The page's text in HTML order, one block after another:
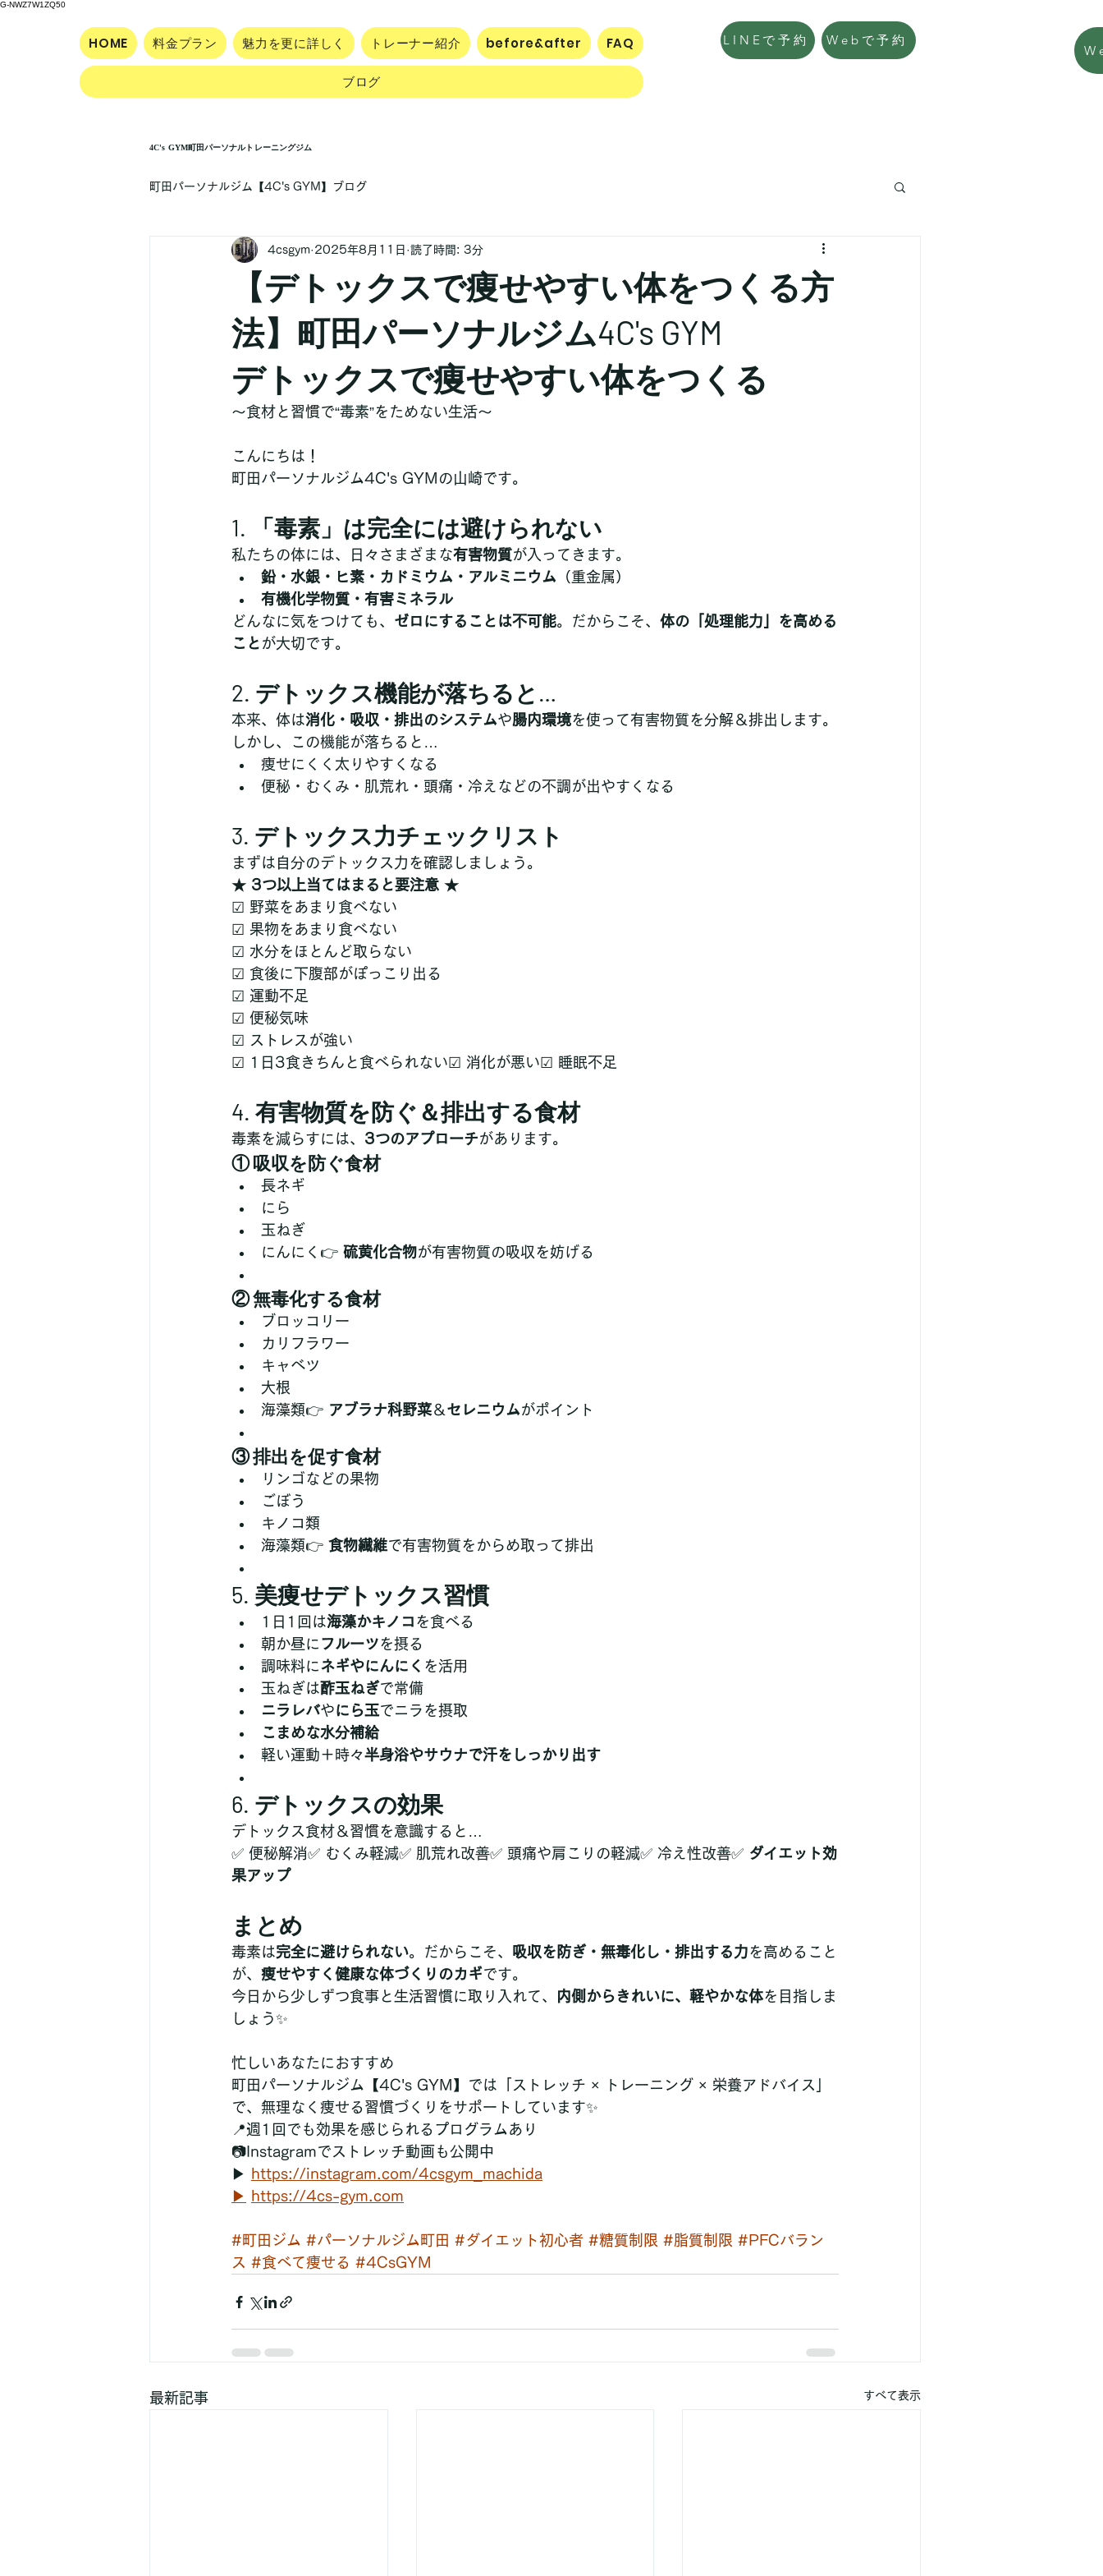
G-NWZ7W1ZQ50
HOME 料金プラン 魅力を更に詳しく トレーナー紹介 before&after FAQ
ブログ
LINEで予約 Webで予約
4C's GYM町田パーソナルトレーニングジム
町田パーソナルジム【4C's GYM】ブログ
【デトックスで痩せやすい体をつくる方
法】町田パーソナルジム4C's GYM
4csgym 2025年8月11日 読了時間: 3分
デトックスで痩せやすい体をつくる
～食材と習慣で“毒素”をためない生活～
こんにちは！
町田パーソナルジム4C's GYMの山崎です。
1. 「毒素」は完全には避けられない
私たちの体には、日々さまざまな有害物質が入ってきます。
鉛・水銀・ヒ素・カドミウム・アルミニウム （重金属）
有機化学物質・有害ミネラル
どんなに気をつけても、 ゼロにすることは不可能。だからこそ、 体の「処理能力」を高める
こと が大切です。
2. デトックス機能が落ちると…
本来、体は消化・吸収・排出のシステムや腸内環境を使って有害物質を分解＆排出します。
しかし、この機能が落ちると…
痩せにくく太りやすくなる
便秘・むくみ・肌荒れ・頭痛・冷えなどの不調が出やすくなる
3. デトックス力チェックリスト
まずは自分のデトックス力を確認しましょう。
★ 3つ以上当てはまると要注意 ★
☑ 野菜をあまり食べない
☑ 果物をあまり食べない
☑ 水分をほとんど取らない
☑ 食後に下腹部がぽっこり出る
☑ 運動不足
☑ 便秘気味
☑ ストレスが強い
☑ 1日3食きちんと食べられない☑ 消化が悪い☑ 睡眠不足
4. 有害物質を防ぐ＆排出する食材
毒素を減らすには、 3つのアプローチがあります。
① 吸収を防ぐ食材
長ネギ
にら
玉ねぎ
にんにく👉 硫黄化合物が有害物質の吸収を妨げる
② 無毒化する食材
ブロッコリー
カリフラワー
キャベツ
大根
海藻類👉 アブラナ科野菜＆ セレニウムがポイント
③ 排出を促す食材
リンゴなどの果物
ごぼう
キノコ類
海藻類👉 食物繊維で有害物質をからめ取って排出
5. 美痩せデトックス習慣
1日1回は海藻かキノコ を食べる
朝か昼に フルーツを摂る
調味料にネギやにんにく を活用
玉ねぎは酢玉ねぎで常備
ニラレバやにら玉でニラを摂取
こまめな水分補給
軽い運動＋時々半身浴やサウナで汗をしっかり出す
6. デトックスの効果
デトックス食材＆習慣を意識すると…
✅ 便秘解消✅ むくみ軽減✅ 肌荒れ改善✅ 頭痛や肩こりの軽減✅ 冷え性改善✅ ダイエット効
果アップ
まとめ
毒素は完全に避けられない。だからこそ、 吸収を防ぎ・無毒化し・排出する力を高めること
が、 痩せやすく健康な体づくりのカギです。
今日から少しずつ食事と生活習慣に取り入れて、
内側からきれいに、軽やかな体を目指しま
しょう✨
忙しいあなたにおすすめ
町田パーソナルジム【4C's GYM】では「ストレッチ × トレーニング × 栄養アドバイス」
で、無理なく痩せる習慣づくりをサポートしています✨
📍週1回でも効果を感じられるプログラムあり
📷Instagramでストレッチ動画も公開中
▶
https://instagram.com/4csgym_machida
▶
https://4cs-gym.com
#町田ジム #パーソナルジム町田 #ダイエット初心者 #糖質制限 #脂質制限 #PFCバラン
ス #食べて痩せる #4CsGYM
最新記事 すべて表示